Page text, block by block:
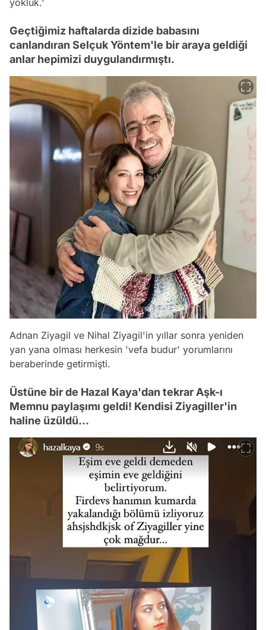
yokluk.'
Geçtiğimiz haftalarda dizide babasını
canlandıran Selçuk Yöntem'le bir araya geldiği
anlar hepimizi duygulandırmıştı.
Adnan Ziyagil ve Nihal Ziyagil'in yıllar sonra yeniden
yan yana olması herkesin 'vefa budur' yorumlarını
beraberinde getirmişti.
Üstüne bir de Hazal Kaya'dan tekrar Aşk-ı
Memnu paylaşımı geldi! Kendisi Ziyagiller'in
haline üzüldü...